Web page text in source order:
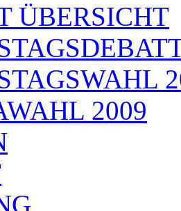
ÜBERSICHT
2009